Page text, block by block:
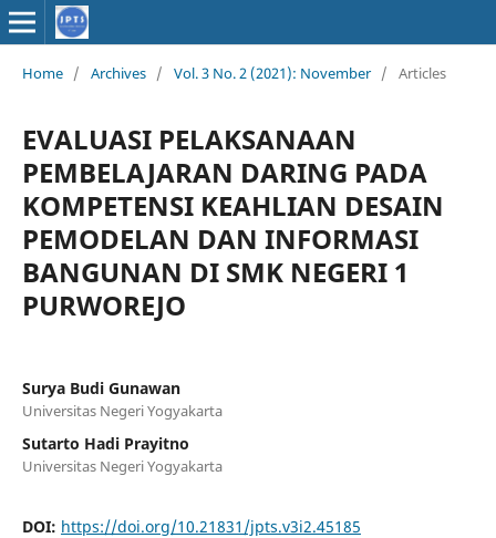
Home / Archives / Vol. 3 No. 2 (2021): November / Articles
EVALUASI PELAKSANAAN
PEMBELAJARAN DARING PADA
KOMPETENSI KEAHLIAN DESAIN
PEMODELAN DAN INFORMASI
BANGUNAN DI SMK NEGERI 1
PURWOREJO
Surya Budi Gunawan
Universitas Negeri Yogyakarta
Sutarto Hadi Prayitno
Universitas Negeri Yogyakarta
DOI: https://doi.org/10.21831/jpts.v3i2.45185